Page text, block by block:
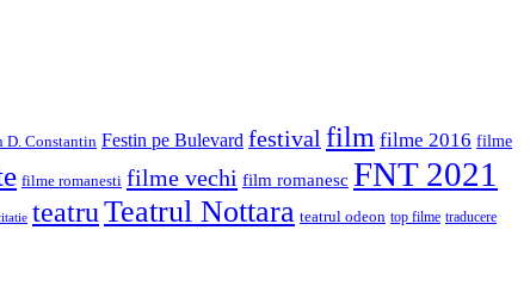
D. Constantin Festin pe Bulevard festival film filme 2016 filme
filme romanesti filme vechi film romanesc FNT 2021
teatruTeatrul Nottara teatrul odeon top filme traducere